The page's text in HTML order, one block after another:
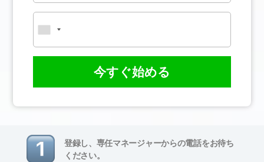
今すぐ始める
登録し、専任マネージャーからの電話をお待ち
ください。